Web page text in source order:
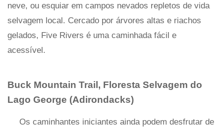
neve, ou esquiar em campos nevados repletos de vida
selvagem local. Cercado por árvores altas e riachos
gelados, Five Rivers é uma caminhada fácil e
acessível.
Buck Mountain Trail, Floresta Selvagem do
Lago George (Adirondacks)
Os caminhantes iniciantes ainda podem desfrutar de